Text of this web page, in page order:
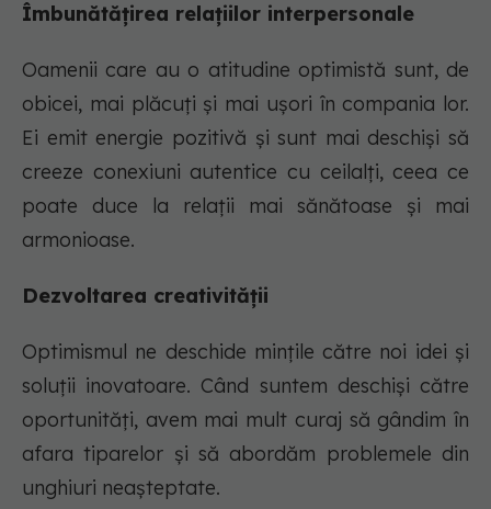
Îmbunătățirea relațiilor interpersonale
Oamenii care au o atitudine optimistă sunt, de
obicei, mai plăcuți și mai ușori în compania lor.
Ei emit energie pozitivă și sunt mai deschiși să
creeze conexiuni autentice cu ceilalți, ceea ce
poate duce la relații mai sănătoase și mai
armonioase.
Dezvoltarea creativității
Optimismul ne deschide mințile către noi idei și
soluții inovatoare. Când suntem deschiși către
oportunități, avem mai mult curaj să gândim în
afara tiparelor și să abordăm problemele din
unghiuri neașteptate.